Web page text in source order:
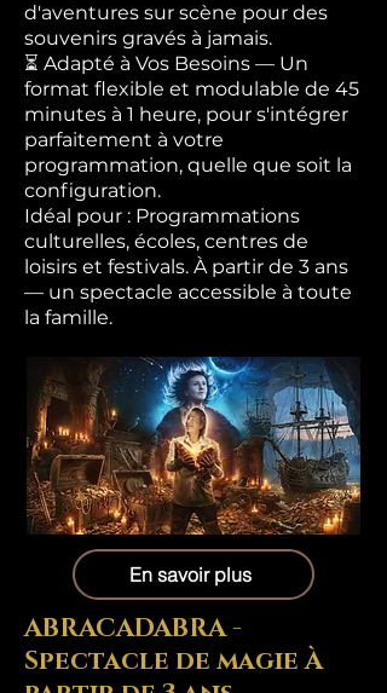
d'aventures sur scène pour des
souvenirs gravés à jamais.
⏳ Adapté à Vos Besoins — Un
format flexible et modulable de 45
minutes à 1 heure, pour s'intégrer
parfaitement à votre
programmation, quelle que soit la
configuration.
Idéal pour : Programmations
culturelles, écoles, centres de
loisirs et festivals. À partir de 3 ans
— un spectacle accessible à toute
la famille.
En savoir plus
ABRACADABRA -
Spectacle de magie À